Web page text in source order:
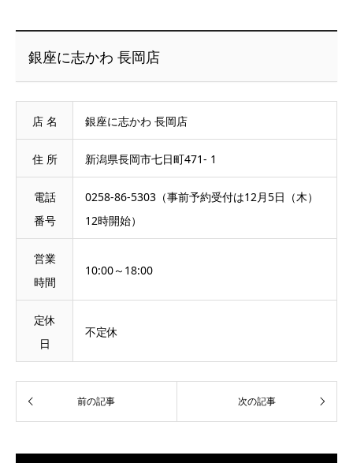
銀座に志かわ 長岡店
店 名 銀座に志かわ 長岡店
住 所 新潟県長岡市七日町471- 1
電話
番号
0258-86-5303（事前予約受付は12月5日（木）
12時開始）
営業
時間
10:00～18:00
定休
日
不定休